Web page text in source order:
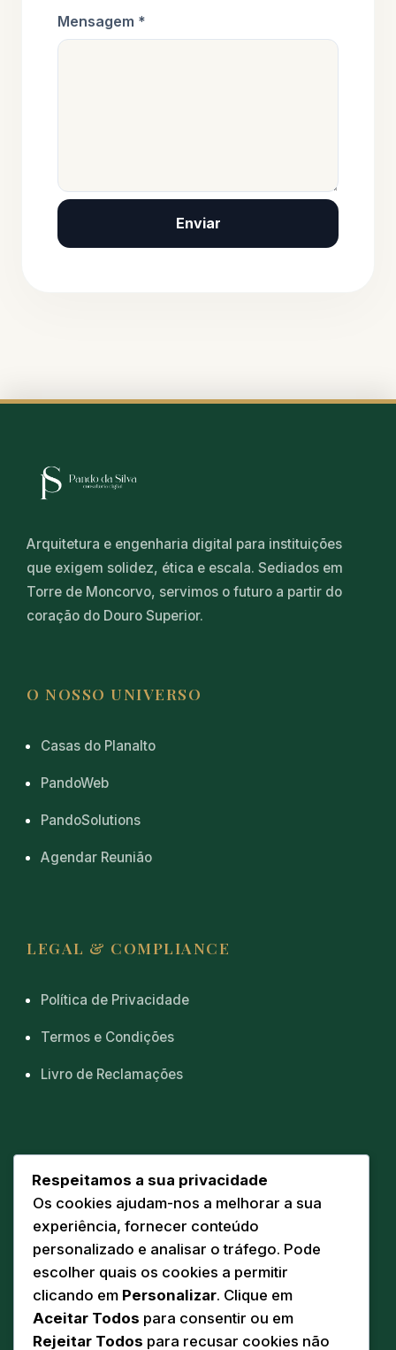
Mensagem *
Enviar
Arquitetura e engenharia digital para instituições
que exigem solidez, ética e escala. Sediados em
Torre de Moncorvo, servimos o futuro a partir do
coração do Douro Superior.
O NOSSO UNIVERSO
Casas do Planalto
PandoWeb
PandoSolutions
Agendar Reunião
LEGAL & COMPLIANCE
Política de Privacidade
Termos e Condições
Livro de Reclamações
Sede
Av. Eng. Duarte Pacheco 20 A
5160-218 Torre de Moncorvo
✉️ Comunicação
geral@pandodasilva.pt
Respeitamos a sua privacidade
Os cookies ajudam-nos a melhorar a sua
experiência, fornecer conteúdo
personalizado e analisar o tráfego. Pode
escolher quais os cookies a permitir
clicando em Personalizar. Clique em
Aceitar Todos para consentir ou em
Rejeitar Todos para recusar cookies não